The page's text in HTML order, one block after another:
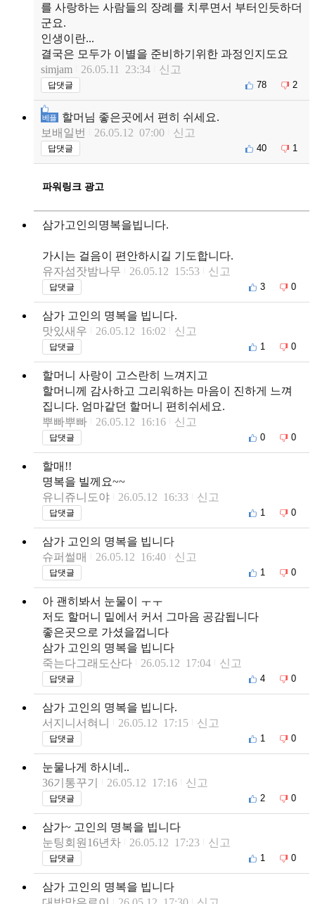
를 사랑하는 사람들의 장례를 치루면서 부터인듯하더
군요.
인생이란...
결국은 모두가 이별을 준비하기위한 과정인지도요
simjam
26.05.11 23:34 신고
답댓글 78 2
베플
할머님 좋은곳에서 편히 쉬세요.
보배일번
26.05.12 07:00 신고
답댓글 40 1
파워링크 광고
삼가고인의명복을빕니다.
가시는 걸음이 편안하시길 기도합니다.
유자섬잣밤나무
26.05.12 15:53 신고
답댓글 3 0
삼가 고인의 명복을 빕니다.
맛있새우
26.05.12 16:02 신고
답댓글 1 0
할머니 사랑이 고스란히 느껴지고
할머니께 감사하고 그리워하는 마음이 진하게 느껴
집니다. 엄마같던 할머니 편히쉬세요.
뿌빠뿌빠
26.05.12 16:16 신고
답댓글 0 0
할매!!
명복을 빌께요~~
유니쥬니도야
26.05.12 16:33 신고
답댓글 1 0
삼가 고인의 명복을 빕니다
슈퍼썰매
26.05.12 16:40 신고
답댓글 1 0
아 괜히봐서 눈물이 ㅜㅜ
저도 할머니 밑에서 커서 그마음 공감됩니다
좋은곳으로 가셨을껍니다
삼가 고인의 명복을 빕니다
죽는다그래도산다
26.05.12 17:04 신고
답댓글 4 0
삼가 고인의 명복을 빕니다.
서지니서혀니
26.05.12 17:15 신고
답댓글 1 0
눈물나게 하시네..
36기통꾸기
26.05.12 17:16 신고
답댓글 2 0
삼가~ 고인의 명복을 빕니다
눈팅회원16년차
26.05.12 17:23 신고
답댓글 1 0
삼가 고인의 명복을 빕니다